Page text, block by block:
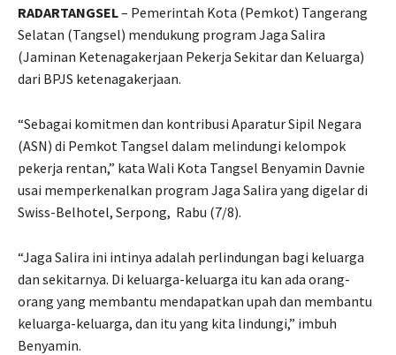
RADARTANGSEL– Pemerintah Kota (Pemkot) Tangerang
Selatan (Tangsel) mendukung program Jaga Salira
(Jaminan Ketenagakerjaan Pekerja Sekitar dan Keluarga)
dari BPJS ketenagakerjaan.
“Sebagai komitmen dan kontribusi Aparatur Sipil Negara
(ASN) di Pemkot Tangsel dalam melindungi kelompok
pekerja rentan,” kata Wali Kota Tangsel Benyamin Davnie
usai memperkenalkan program Jaga Salira yang digelar di
Swiss-Belhotel, Serpong, Rabu (7/8).
“Jaga Salira ini intinya adalah perlindungan bagi keluarga
dan sekitarnya. Di keluarga-keluarga itu kan ada orang-
orang yang membantu mendapatkan upah dan membantu
keluarga-keluarga, dan itu yang kita lindungi,” imbuh
Benyamin.